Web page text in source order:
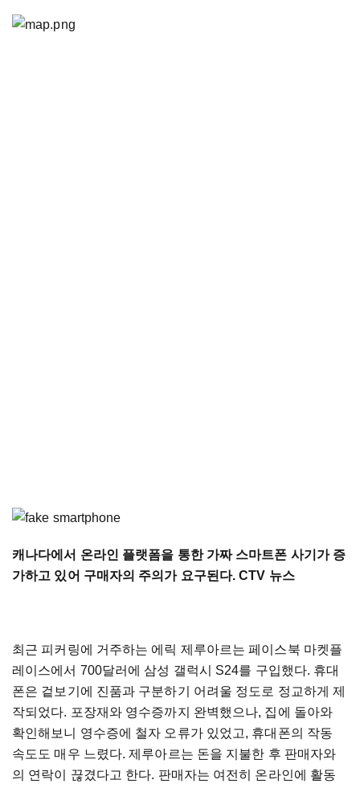
캐나다에서 온라인 플랫폼을 통한 가짜 스마트폰 사기가 증
가하고 있어 구매자의 주의가 요구된다. CTV 뉴스
최근 피커링에 거주하는 에릭 제루아르는 페이스북 마켓플
레이스에서 700달러에 삼성 갤럭시 S24를 구입했다. 휴대
폰은 겉보기에 진품과 구분하기 어려울 정도로 정교하게 제
작되었다. 포장재와 영수증까지 완벽했으나, 집에 돌아와
확인해보니 영수증에 철자 오류가 있었고, 휴대폰의 작동
속도도 매우 느렸다. 제루아르는 돈을 지불한 후 판매자와
의 연락이 끊겼다고 한다. 판매자는 여전히 온라인에 활동